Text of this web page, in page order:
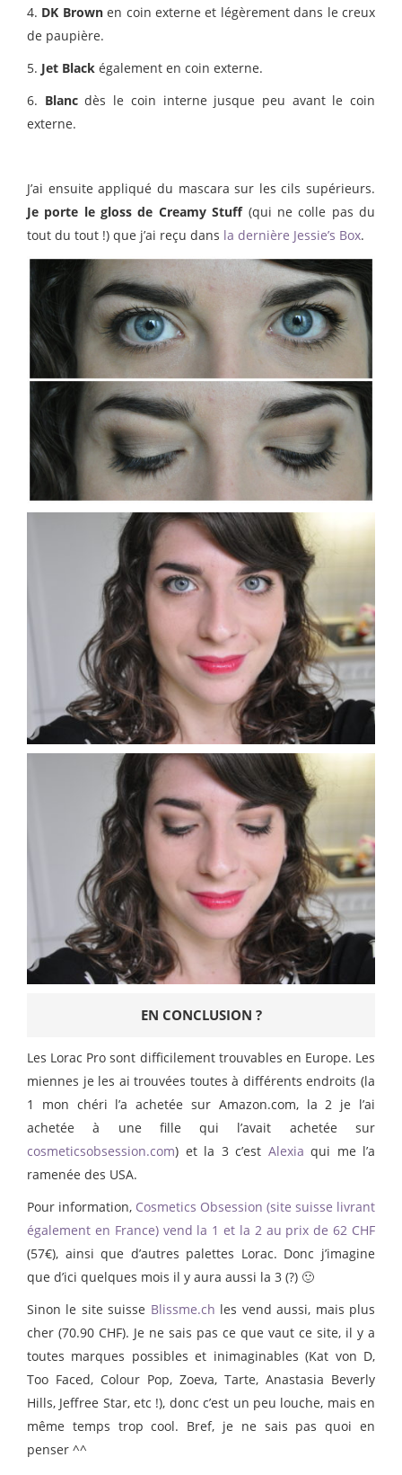
4. DK Brownen coin externe et légèrement dans le creux
de paupière.
5. Jet Black également en coin externe.
6. Blancdès le coin interne jusque peu avant le coin
externe.
J’ai ensuite appliqué du mascara sur les cils supérieurs.
Je porte le gloss de Creamy Stuff(qui ne colle pas du
tout du tout !) que j’ai reçu dans la dernière Jessie’s Box.
EN CONCLUSION ?
Les Lorac Pro sont difficilement trouvables en Europe. Les
miennes je les ai trouvées toutes à différents endroits (la
1 mon chéri l’a achetée sur Amazon.com, la 2 je l’ai
achetée à une fille qui l’avait achetée sur
cosmeticsobsession.com) et la 3 c’est Alexia qui me l’a
ramenée des USA.
Pour information, Cosmetics Obsession (site suisse livrant
également en France) vend la 1 et la 2 au prix de 62 CHF
(57€), ainsi que d’autres palettes Lorac. Donc j’imagine
que d’ici quelques mois il y aura aussi la 3 (?) 🙂
Sinon le site suisse Blissme.ch les vend aussi, mais plus
cher (70.90 CHF). Je ne sais pas ce que vaut ce site, il y a
toutes marques possibles et inimaginables (Kat von D,
Too Faced, Colour Pop, Zoeva, Tarte, Anastasia Beverly
Hills, Jeffree Star, etc !), donc c’est un peu louche, mais en
même temps trop cool. Bref, je ne sais pas quoi en
penser ^^